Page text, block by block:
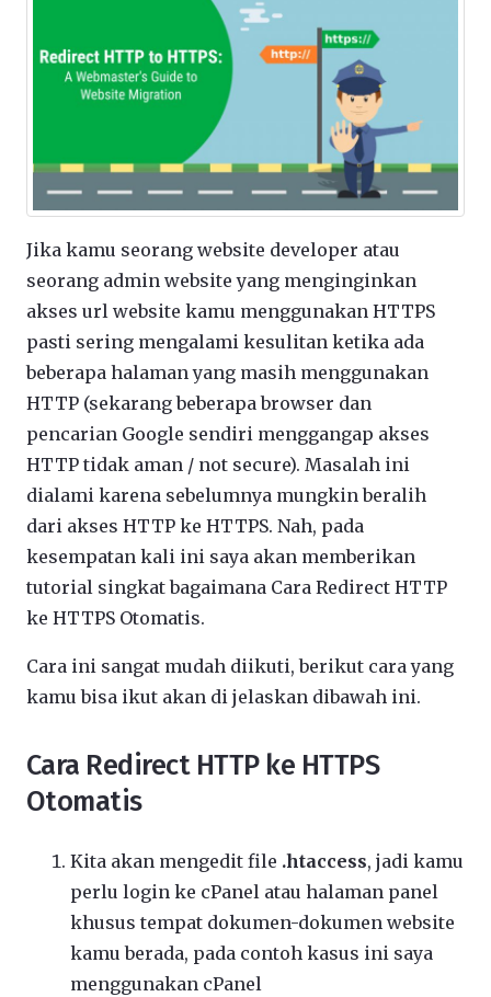
Jika kamu seorang website developer atau
seorang admin website yang menginginkan
akses url website kamu menggunakan HTTPS
pasti sering mengalami kesulitan ketika ada
beberapa halaman yang masih menggunakan
HTTP (sekarang beberapa browser dan
pencarian Google sendiri menggangap akses
HTTP tidak aman / not secure). Masalah ini
dialami karena sebelumnya mungkin beralih
dari akses HTTP ke HTTPS. Nah, pada
kesempatan kali ini saya akan memberikan
tutorial singkat bagaimana Cara Redirect HTTP
ke HTTPS Otomatis.
Cara ini sangat mudah diikuti, berikut cara yang
kamu bisa ikut akan di jelaskan dibawah ini.
Cara Redirect HTTP ke HTTPS
Otomatis
Kita akan mengedit file .htaccess, jadi kamu
perlu login ke cPanel atau halaman panel
khusus tempat dokumen-dokumen website
kamu berada, pada contoh kasus ini saya
menggunakan cPanel